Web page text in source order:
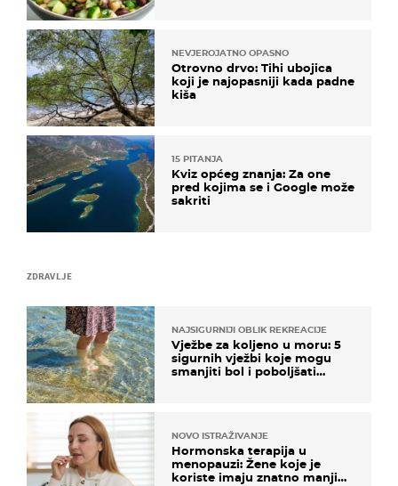
ZDRAVLJE
NAJSIGURNIJI OBLIK REKREACIJE
Vježbe za koljeno u moru: 5
sigurnih vježbi koje mogu
smanjiti bol i poboljšati
NOVO ISTRAŽIVANJE
Hormonska terapija u
menopauzi: Žene koje je
koriste imaju znatno manji
NEVJEROJATNO OPASNO
Otrovno drvo: Tihi ubojica
koji je najopasniji kada padne
kiša
15 PITANJA
Kviz općeg znanja: Za one
pred kojima se i Google može
sakriti